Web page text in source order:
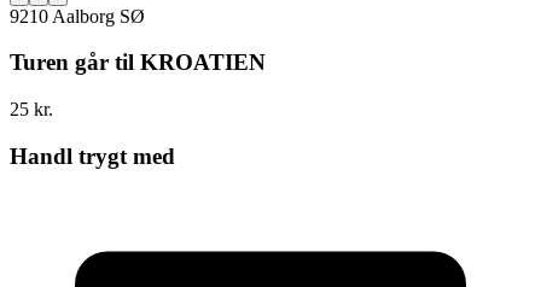
9210 Aalborg SØ
Turen går til KROATIEN
25 kr.
Handl trygt med